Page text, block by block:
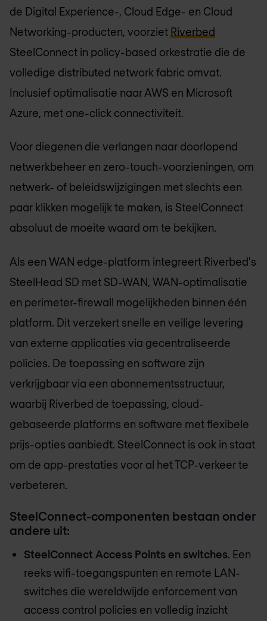
de Digital Experience-, Cloud Edge- en Cloud
Networking-producten, voorziet Riverbed
SteelConnect in policy-based orkestratie die de
volledige distributed network fabric omvat.
Inclusief optimalisatie naar AWS en Microsoft
Azure, met one-click connectiviteit.
Voor diegenen die verlangen naar doorlopend
netwerkbeheer en zero-touch-voorzieningen, om
netwerk- of beleidswijzigingen met slechts een
paar klikken mogelijk te maken, is SteelConnect
absoluut de moeite waard om te bekijken.
Als een WAN edge-platform integreert Riverbed's
SteelHead SD met SD-WAN, WAN-optimalisatie
en perimeter-firewall mogelijkheden binnen één
platform. Dit verzekert snelle en veilige levering
van externe applicaties via gecentraliseerde
policies. De toepassing en software zijn
verkrijgbaar via een abonnementsstructuur,
waarbij Riverbed de toepassing, cloud-
gebaseerde platforms en software met flexibele
prijs-opties aanbiedt. SteelConnect is ook in staat
om de app-prestaties voor al het TCP-verkeer te
verbeteren.
SteelConnect-componenten bestaan onder
andere uit:
SteelConnect Access Points en switches. Een
reeks wifi-toegangspunten en remote LAN-
switches die wereldwijde enforcement van
access control policies en volledig inzicht